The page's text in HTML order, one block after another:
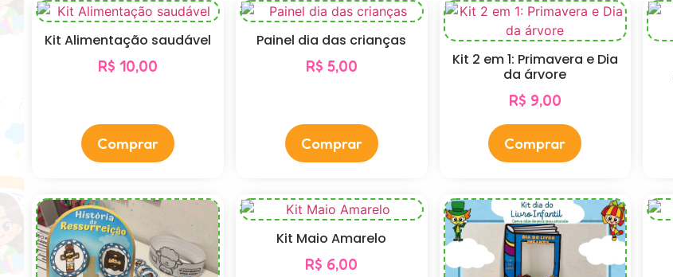
Kit Alimentação saudável
R$ 10,00
Comprar
Painel dia das crianças
R$ 5,00
Comprar
Kit 2 em 1: Primavera e Dia
da árvore
R$ 9,00
Comprar
Kit Maio Amarelo
R$ 6,00